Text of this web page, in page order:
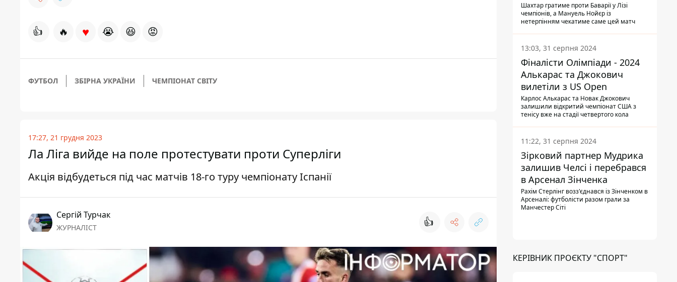
👍 🔥 ♥ 😭 😆 😡
ФУТБОЛ ЗБІРНА УКРАЇНИ ЧЕМПІОНАТ СВІТУ
17:27, 21 грудня 2023
Ла Ліга вийде на поле протестувати проти Суперліги
Акція відбудеться під час матчів 18-го туру чемпіонату Іспанії
Сергій Турчак
ЖУРНАЛІСТ 👍
Шахтар гратиме проти Баварії у Лізі
чемпіонів, а Мануель Нойєр із
нетерпінням чекатиме саме цей матч
13:03, 31 серпня 2024
Фіналісти Олімпіади - 2024
Алькарас та Джокович
вилетіли з US Open
Карлос Алькарас та Новак Джокович
залишили відкритий чемпіонат США з
тенісу вже на стадії четвертого кола
11:22, 31 серпня 2024
Зірковий партнер Мудрика
залишив Челсі і перебрався
в Арсенал Зінченка
Рахім Стерлінг возз'єднався із Зінченком в
Арсеналі: футболісти разом грали за
Манчестер Сіті
КЕРІВНИК ПРОЄКТУ "СПОРТ"